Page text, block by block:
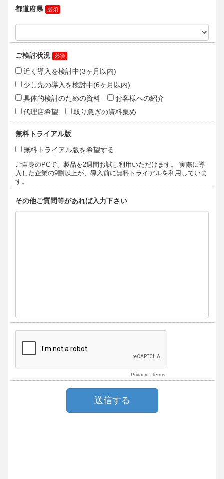
の安全性はお客様の判断に委ねられます。
免責事項
ご本人様が使用したブラウザに保存された個人情報について当